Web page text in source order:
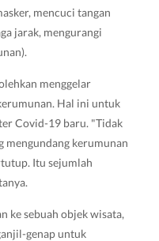
mencuci tangan
jarak, mengurangi
menggelar
Hal ini untuk
Covid-19 baru. "Tidak
mengundang kerumunan
Itu sejumlah
ke sebuah objek wisata,
genap untuk